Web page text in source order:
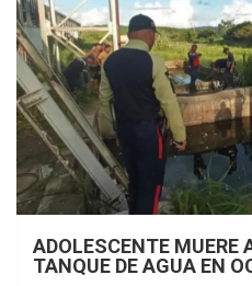
ADOLESCENTE MUERE
TANQUE DE AGUA EN